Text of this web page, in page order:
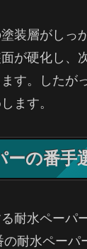
装層がしっ
が硬化し、
す。したが
ます。
ーの番手
耐水ペーパ
耐水ペーパ